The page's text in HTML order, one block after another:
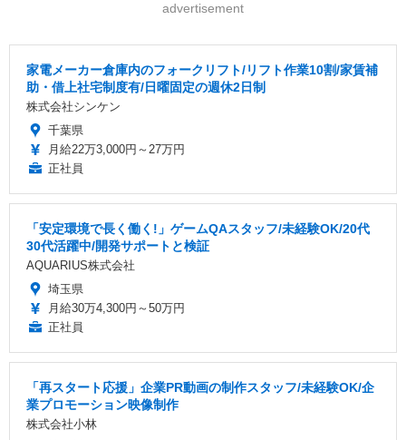
advertisement
家電メーカー倉庫内のフォークリフト/リフト作業10割/家賃補
助・借上社宅制度有/日曜固定の週休2日制
株式会社シンケン
千葉県
月給22万3,000円～27万円
正社員
「安定環境で長く働く!」ゲームQAスタッフ/未経験OK/20代
30代活躍中/開発サポートと検証
AQUARIUS株式会社
埼玉県
月給30万4,300円～50万円
正社員
「再スタート応援」企業PR動画の制作スタッフ/未経験OK/企
業プロモーション映像制作
株式会社小林